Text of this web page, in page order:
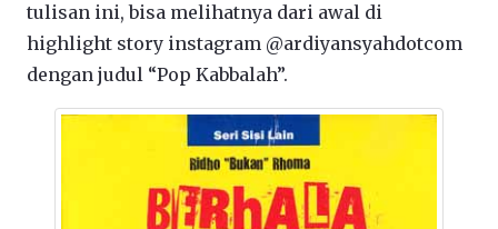
tulisan ini, bisa melihatnya dari awal di
highlight story instagram @ardiyansyahdotcom
dengan judul “Pop Kabbalah”.